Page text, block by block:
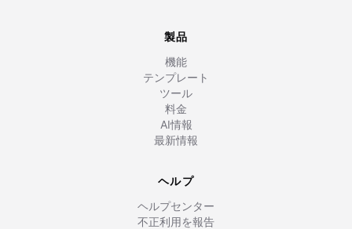
製品
機能
テンプレート
ツール
料金
AI情報
最新情報
ヘルプ
ヘルプセンター
不正利用を報告